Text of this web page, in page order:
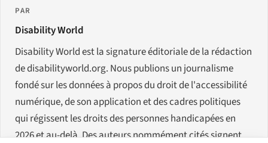
PAR
Disability World
Disability World est la signature éditoriale de la rédaction
de disabilityworld.org. Nous publions un journalisme
fondé sur les données à propos du droit de l'accessibilité
numérique, de son application et des cadres politiques
qui régissent les droits des personnes handicapées en
2026 et au-delà. Des auteurs nommément cités signent